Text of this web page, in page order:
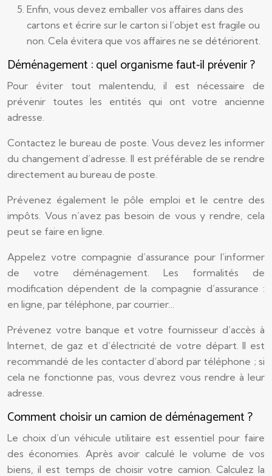
Enfin, vous devez emballer vos affaires dans des
cartons et écrire sur le carton si l’objet est fragile ou
non. Cela évitera que vos affaires ne se détériorent.
Déménagement : quel organisme faut-il prévenir ?
Pour éviter tout malentendu, il est nécessaire de
prévenir toutes les entités qui ont votre ancienne
adresse.
Contactez le bureau de poste. Vous devez les informer
du changement d’adresse. Il est préférable de se rendre
directement au bureau de poste.
Prévenez également le pôle emploi et le centre des
impôts. Vous n’avez pas besoin de vous y rendre, cela
peut se faire en ligne.
Appelez votre compagnie d’assurance pour l’informer
de votre déménagement. Les formalités de
modification dépendent de la compagnie d’assurance :
en ligne, par téléphone, par courrier…
Prévenez votre banque et votre fournisseur d’accès à
Internet, de gaz et d’électricité de votre départ. Il est
recommandé de les contacter d’abord par téléphone ; si
cela ne fonctionne pas, vous devrez vous rendre à leur
adresse.
Comment choisir un camion de déménagement ?
Le choix d’un véhicule utilitaire est essentiel pour faire
des économies. Après avoir calculé le volume de vos
biens, il est temps de choisir votre camion. Calculez la